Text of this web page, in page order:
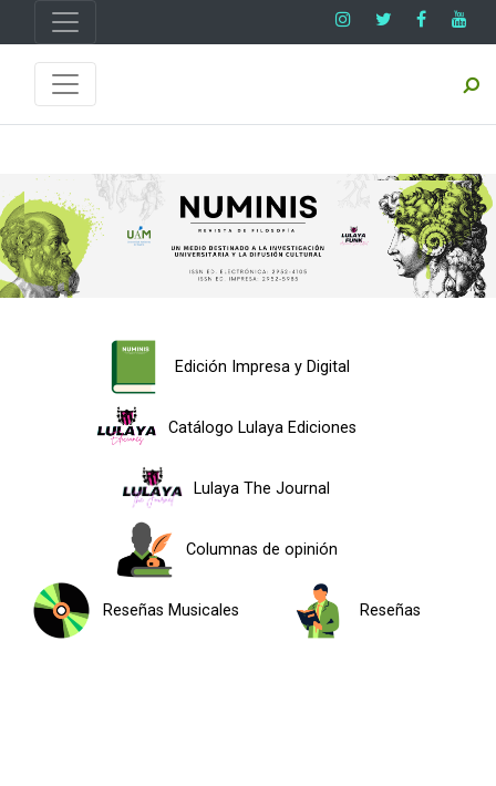
Edición Impresa y Digital
Catálogo Lulaya Ediciones
Lulaya The Journal
Columnas de opinión
Reseñas Musicales Reseñas